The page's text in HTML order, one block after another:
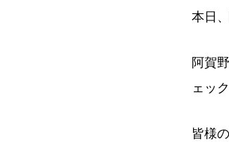
本日
阿賀
ェッ
皆様